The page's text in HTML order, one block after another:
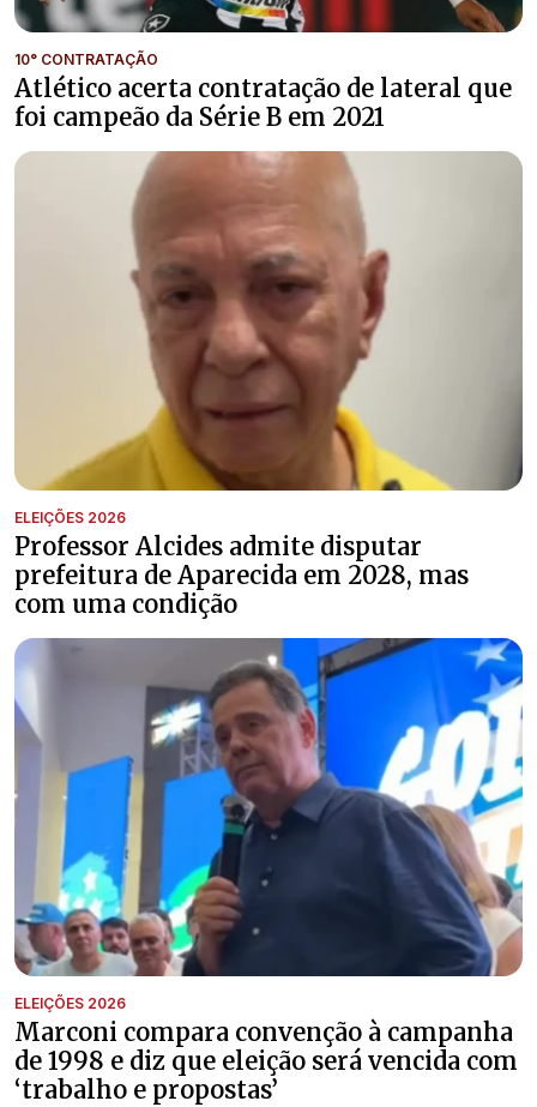
10° CONTRATAÇÃO
Atlético acerta contratação de lateral que
foi campeão da Série B em 2021
ELEIÇÕES 2026
Professor Alcides admite disputar
prefeitura de Aparecida em 2028, mas
com uma condição
ELEIÇÕES 2026
Marconi compara convenção à campanha
de 1998 e diz que eleição será vencida com
‘trabalho e propostas’